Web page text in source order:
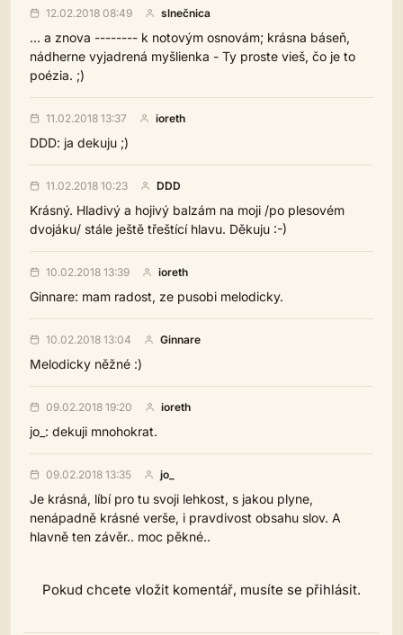
12.02.2018 08:49 slnečnica
... a znova -------- k notovým osnovám; krásna báseň,
nádherne vyjadrená myšlienka - Ty proste vieš, čo je to
poézia. ;)
11.02.2018 13:37 ioreth
DDD: ja dekuju ;)
11.02.2018 10:23 DDD
Krásný. Hladivý a hojivý balzám na moji /po plesovém
dvojáku/ stále ještě třeštící hlavu. Děkuju :-)
10.02.2018 13:39 ioreth
Ginnare: mam radost, ze pusobi melodicky.
10.02.2018 13:04 Ginnare
Melodicky něžné :)
09.02.2018 19:20 ioreth
jo_: dekuji mnohokrat.
09.02.2018 13:35 jo_
Je krásná, líbí pro tu svoji lehkost, s jakou plyne,
nenápadně krásné verše, i pravdivost obsahu slov. A
hlavně ten závěr.. moc pěkné..
Pokud chcete vložit komentář, musíte se přihlásit.